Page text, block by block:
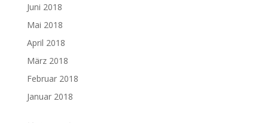
Juni 2018
Mai 2018
April 2018
März 2018
Februar 2018
Januar 2018